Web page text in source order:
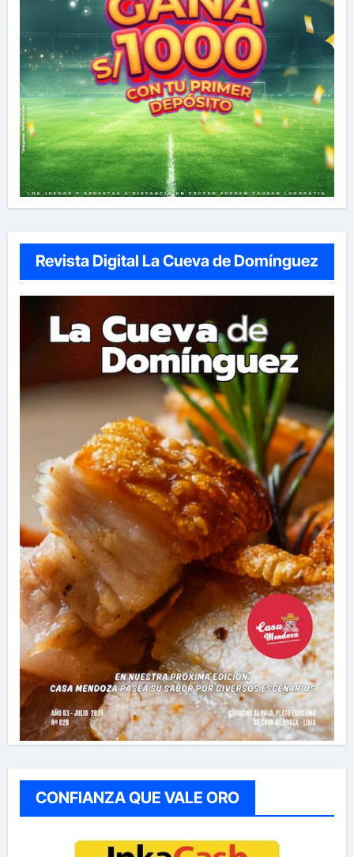
Revista Digital La Cueva de Domínguez
CONFIANZA QUE VALE ORO